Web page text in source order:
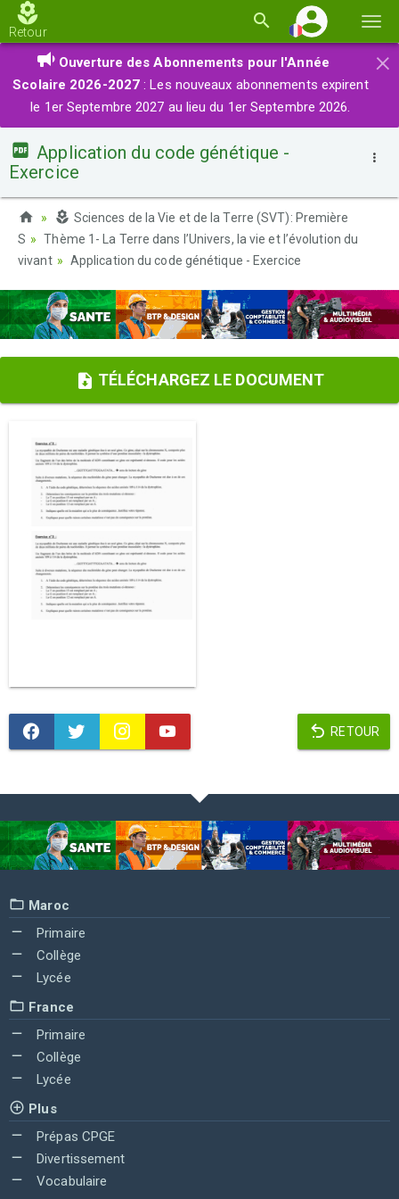
la
Retour
×
Ouverture des Abonnements pour l'Année
Scolaire 2026-2027 : Les nouveaux abonnements expirent
le 1er Septembre 2027 au lieu du 1er Septembre 2026.
Application du code génétique -
Exercice
Sciences de la Vie et de la Terre (SVT): Première
S
Thème 1- La Terre dans l’Univers, la vie et l’évolution du
vivant
Application du code génétique - Exercice
TÉLÉCHARGEZ LE DOCUMENT
RETOUR
Maroc
Primaire
Collège
Lycée
France
Primaire
Collège
Lycée
Plus
Prépas CPGE
Divertissement
Vocabulaire